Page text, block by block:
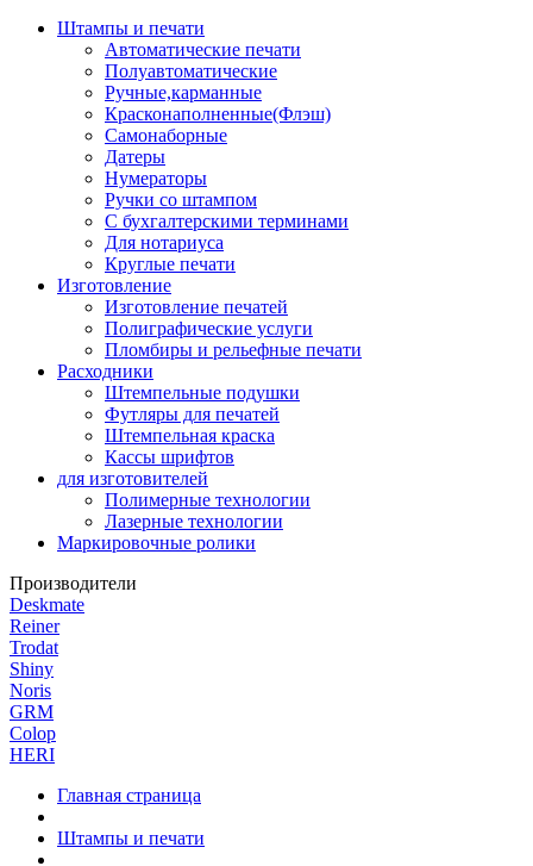
Штампы и печати
Автоматические печати
Полуавтоматические
Ручные,карманные
Красконаполненные(Флэш)
Самонаборные
Датеры
Нумераторы
Ручки со штампом
С бухгалтерскими терминами
Для нотариуса
Круглые печати
Изготовление
Изготовление печатей
Полиграфические услуги
Пломбиры и рельефные печати
Расходники
Штемпельные подушки
Футляры для печатей
Штемпельная краска
Кассы шрифтов
для изготовителей
Полимерные технологии
Лазерные технологии
Маркировочные ролики
Производители
Deskmate
Reiner
Trodat
Shiny
Noris
GRM
Colop
HERI
Главная страница
Штампы и печати